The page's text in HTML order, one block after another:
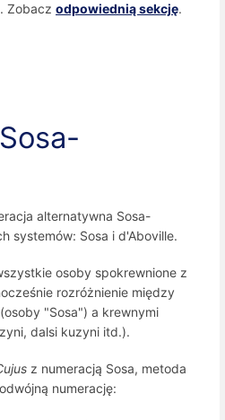
Zobacz odpowiednią sekcję.
alternatywna Sosa-
systemów: Sosa i d'Aboville.
osoby spokrewnione z
rozróżnienie między
"Sosa") a krewnymi
dalsi kuzyni itd.).
z numeracją Sosa, metoda
numerację: